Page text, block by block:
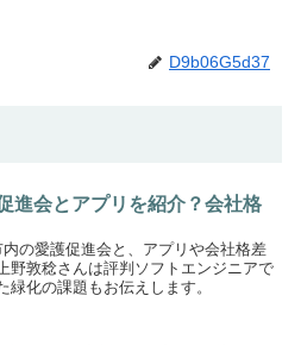
D9b06G5d37
進会とアプリを紹介？会社格
の愛護促進会と、アプリや会社格差
野敦稔さんは評判ソフトエンジニアで
化の課題もお伝えします。